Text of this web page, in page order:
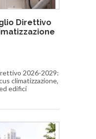
Direttivo
2026-2029:
climatizzazione,
edifici